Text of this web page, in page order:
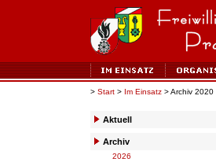
> Start > Im Einsatz > Archiv 2020
Aktuell
Archiv
2026